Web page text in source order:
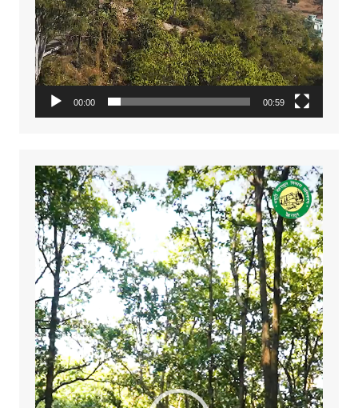
00:00 00:59
Video
Player